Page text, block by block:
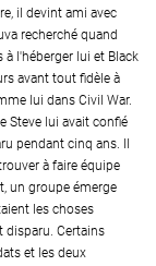
il devint ami avec
recherché quand
à l'héberger lui et Black
avant tout fidèle à
lui dans Civil War.
Steve lui avait confié
pendant cinq ans. Il
à faire équipe
un groupe émerge
les choses
disparu. Certains
et les deux